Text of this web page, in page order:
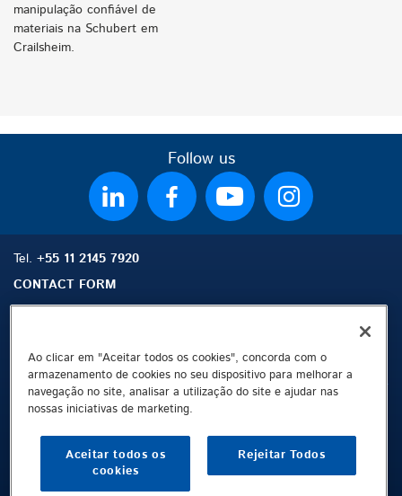
manipulação confiável de
materiais na Schubert em
Crailsheim.
Follow us
Tel. +55 11 2145 7920
CONTACT FORM
Ficha técnica
Proteção de dados
Terms and Conditions
Whistleblowing Channel
Mapa do site Buscar Contato
Ao clicar em "Aceitar todos os cookies", concorda com o
armazenamento de cookies no seu dispositivo para melhorar a
navegação no site, analisar a utilização do site e ajudar nas
nossas iniciativas de marketing.
Aceitar todos os
cookies
Rejeitar Todos